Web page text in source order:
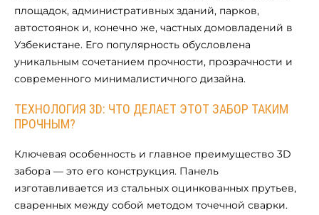
площадок, административных зданий, парков,
автостоянок и, конечно же, частных домовладений в
Узбекистане. Его популярность обусловлена
уникальным сочетанием прочности, прозрачности и
современного минималистичного дизайна.
ТЕХНОЛОГИЯ 3D: ЧТО ДЕЛАЕТ ЭТОТ ЗАБОР ТАКИМ
ПРОЧНЫМ?
Ключевая особенность и главное преимущество 3D
забора — это его конструкция. Панель
изготавливается из стальных оцинкованных прутьев,
сваренных между собой методом точечной сварки.